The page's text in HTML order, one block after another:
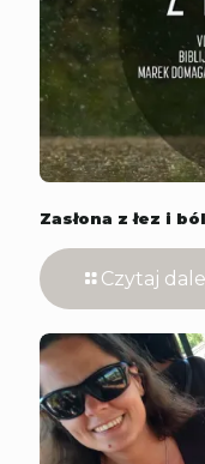
Zasłona z łez i
Czytaj